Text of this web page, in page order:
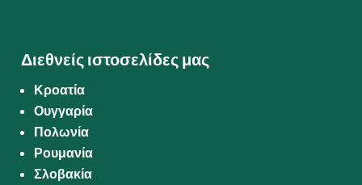
Διεθνείς ιστοσελίδες μας
Κροατία
Ουγγαρία
Πολωνία
Ρουμανία
Σλοβακία